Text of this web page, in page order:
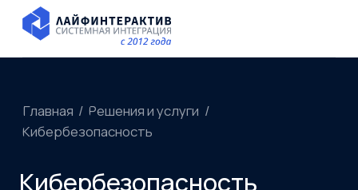
Получить консультацию
Кибербезопасность